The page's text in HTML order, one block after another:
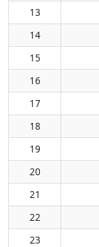
13
14
15
16
17
18
19
20
21
22
23